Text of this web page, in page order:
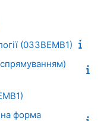
(03ЗВЕМВ1)
форма